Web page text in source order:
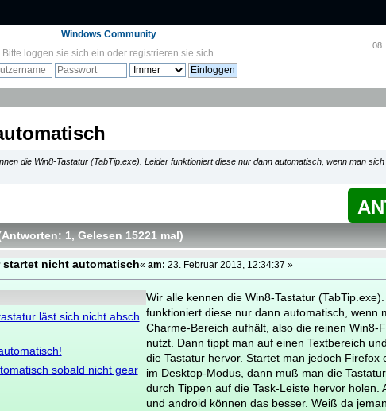
08.
Windows Community
Bitte loggen sie sich ein oder registrieren sie sich.
die Win8-Tastatur (TabTip.exe). Leider funktioniert diese nur dann automatisch, wenn man
1, Gelesen 15221 mal )
startet nicht automatisch«am: 23. Februar 2013, 12:34:37 »
läst sich nicht absch
sobald nicht gear
Wir alle kennen die Win8-Tastatur
funktioniert diese nur dann automatisch, wenn
Charme-Bereich aufhält, also die reinen Win8-
nutzt. Dann tippt man auf einen Textbereich
die Tastatur hervor. Startet man jedoch Firefox
im Desktop-Modus, dann muß man die
durch Tippen auf die Task-Leiste hervor holen.
und android können das besser. Weiß da